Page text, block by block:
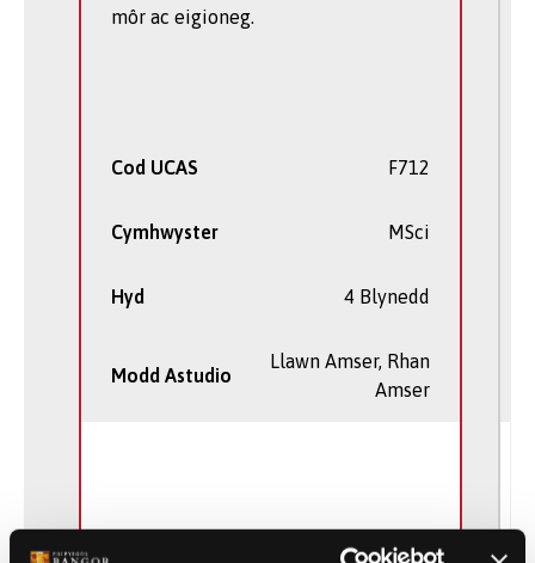
môr ac eigioneg.
Cod UCAS F712
Cymhwyster MSci
Hyd 4 Blynedd
Modd Astudio
Llawn Amser, Rhan
Amser